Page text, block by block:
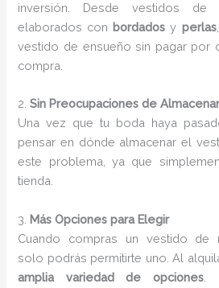
inversión. Desde vestidos de
elaborados con bordados y perlas
vestido de ensueño sin pagar por
compra.
2.Sin Preocupaciones de
Una vez que tu boda haya
pensar en dónde almacenar el
este problema, ya que
tienda.
3. Más Opciones para Elegir
Cuando compras un vestido de
solo podrás permitirte uno. Al
amplia variedad de opciones .